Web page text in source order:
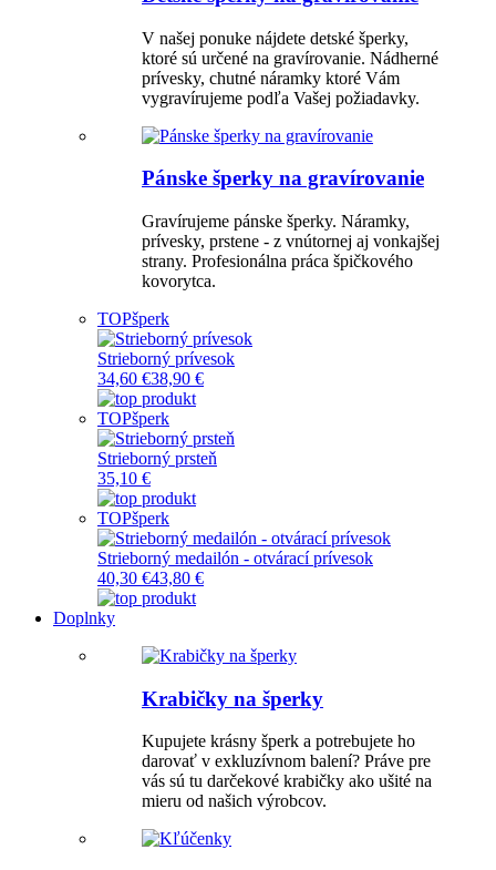
V našej ponuke nájdete detské šperky,
ktoré sú určené na gravírovanie. Nádherné
prívesky, chutné náramky ktoré Vám
vygravírujeme podľa Vašej požiadavky.
Pánske šperky na gravírovanie
Gravírujeme pánske šperky. Náramky,
prívesky, prstene - z vnútornej aj vonkajšej
strany. Profesionálna práca špičkového
kovorytca.
TOPšperk
Strieborný prívesok
34,60 €38,90 €
TOPšperk
Strieborný prsteň
35,10 €
TOPšperk
Strieborný medailón - otvárací prívesok
40,30 €43,80 €
Doplnky
Krabičky na šperky
Kupujete krásny šperk a potrebujete ho
darovať v exkluzívnom balení? Práve pre
vás sú tu darčekové krabičky ako ušité na
mieru od našich výrobcov.